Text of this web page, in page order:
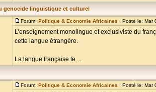
genocide linguistique et culturel
Forum: Politique & Economie Africaines Posté le: Mar
L’enseignement monolingue et exclusiviste du
cette langue étrangère.
La langue française te ...
Forum: Politique & Economie Africaines Posté le: Mar